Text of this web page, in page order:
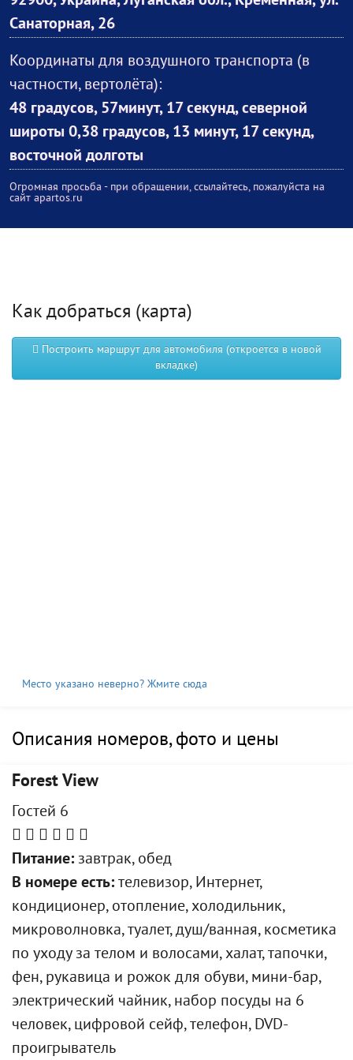
Санаторная, 26
Координаты для воздушного транспорта (в
частности, вертолёта):
48 градусов, 57минут, 17 секунд, северной
широты 0,38 градусов, 13 минут, 17 секунд,
восточной долготы
Огромная просьба - при обращении, ссылайтесь, пожалуйста на
сайт apartos.ru
Как добраться (карта)
Построить маршрут для автомобиля (откроется в новой
вкладке)
Место указано неверно? Жмите сюда
Описания номеров, фото и цены
Forest View
Гостей 6
Питание: завтрак, обед
В номере есть: телевизор, Интернет,
кондиционер, отопление, холодильник,
микроволновка, туалет, душ/ванная, косметика
по уходу за телом и волосами, халат, тапочки,
фен, рукавица и рожок для обуви, мини-бар,
электрический чайник, набор посуды на 6
человек, цифровой сейф, телефон, DVD-
проигрыватель